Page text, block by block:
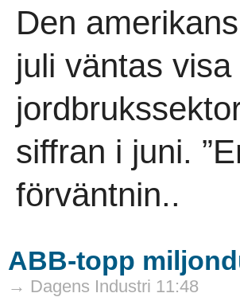
Den
juli väntas
siffran i juni.
förväntnin..
ABB-topp
→ Dagens Industri 11:48